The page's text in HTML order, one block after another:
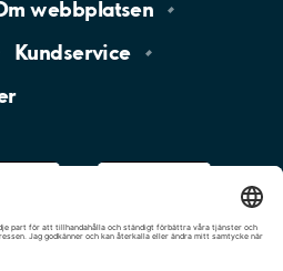
webbplatsen
Kundservice